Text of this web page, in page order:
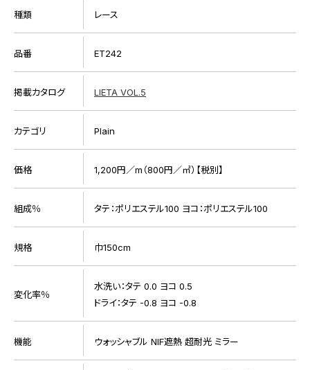
種類 レース
品番 ET242
掲載カタログ LIETA VOL.5
カテゴリ Plain
価格 1,200円／m（800円／㎡）【税別】
組成％ タテ：ポリエステル100 ヨコ：ポリエステル100
規格 巾150cm
変化率％
水洗い：タテ 0.0 ヨコ 0.5
ドライ：タテ -0.8 ヨコ -0.8
機能 ウォッシャブル NIF遮熱 超耐光 ミラー